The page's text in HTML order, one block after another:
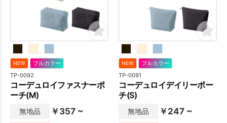
NEW フルカラー
TP-0092
コーデュロイファスナーポ
ーチ(M)
無地品 ￥357 ~
NEW フルカラー
TP-0091
コーデュロイデイリーポー
チ(S)
無地品 ￥247 ~